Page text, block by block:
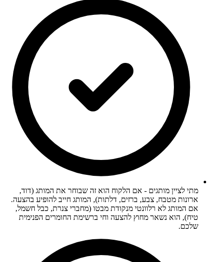
מתי לציין מותגים - אם הלקוח הוא זה שבוחר את המותג (דוד,
ארונות מטבח, צבע, ברזים, דלתות), המותג חייב להופיע בהצעה.
אם המותג לא רלוונטי מנקודת מבטו (מחברי צנרת, כבל חשמל,
טיח), הוא נשאר מחוץ להצעה וחי ברשימת החומרים הפנימית
שלכם.